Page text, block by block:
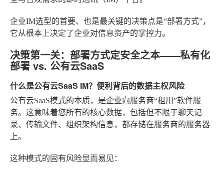
企业IM选型的首要、也是最关键的决策点是“部署方式”，
它从根本上决定了企业对信息资产的掌控力。
决策第一关：部署方式定安全之本——私有化
部署 vs. 公有云SaaS
什么是公有云SaaS IM？便利背后的数据主权风险
公有云SaaS模式的本质，是企业向服务商“租用”软件服
务。这意味着您所有的核心数据，包括但不限于聊天记
录、传输文件、组织架构信息，都存储在服务商的服务器
上。
这种模式的固有风险显而易见：